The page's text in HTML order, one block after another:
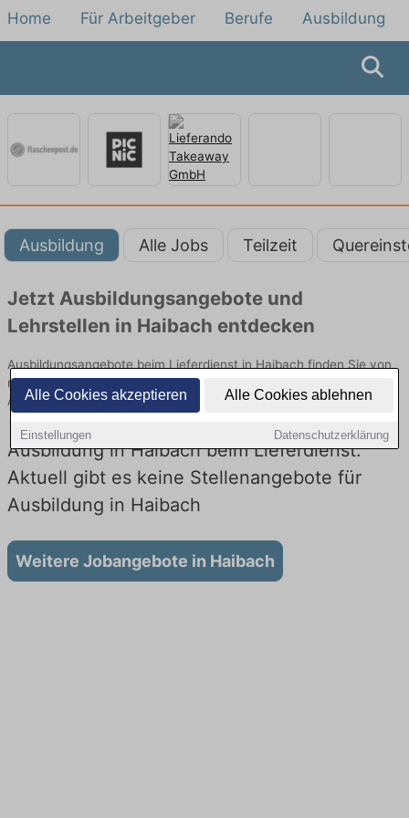
Alle Cookies akzeptieren Alle Cookies ablehnen
Einstellungen Datenschutzerklärung
Home Für Arbeitgeber Berufe Ausbildung
Ausbildung Alle Jobs Teilzeit
Jetzt Ausbildungsangebote und
Lehrstellen in Haibach entdecken
Ausbildungsangebote beim Lieferdienst in Haibach finden Sie von
namhaften Firmen. Entdecken Sie freie Optionen von Top-
Arbeitgebern und bewerben Sie sich noch heute.
Ausbildung in Haibach beim Lieferdienst:
Aktuell gibt es keine Stellenangebote für
Ausbildung in Haibach
Weitere Jobangebote in Haibach